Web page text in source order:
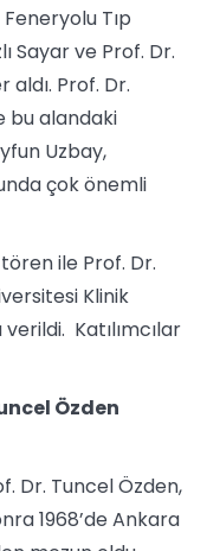
Tıp
Sayar ve Prof. Dr.
aldı. Prof. Dr.
bu alandaki
Uzbay,
çok önemli
ile Prof. Dr.
Klinik
Katılımcılar
Özden
Dr. Tuncel Özden,
1968’de Ankara